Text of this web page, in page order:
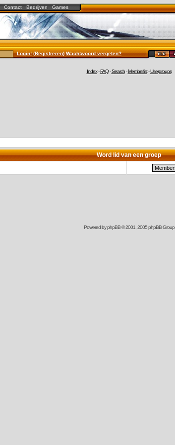
Contact Bedrijven Games
Login!(Registreren)Wachtwoord vergeten?
Index-FAQ-Search-Memberlist-Usergroups
Word lid van een groep
Powered byphpBB© 2001, 2005 phpBB Group